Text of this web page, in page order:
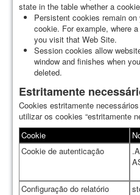
state in the table whether a
Persistent cookies remain
cookie. For example, where
you visit that Web Site.
Session cookies allow
window and finishes when
deleted.
Estritamente
Cookies estritamente
utilizar os cookies “estritamente
Cookie
Cookie de autenticação
Configuração do relatório